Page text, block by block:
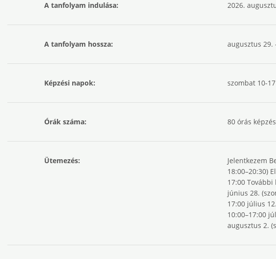
A tanfolyam indulása: 2026.
A tanfolyam hossza: augusztus 29.
Képzési napok: szombat 10-
Órák száma: 80 órás képzés
Ütemezés:
Jelentkezem
18:00–20:30)
17:00
június 28.
17:00 július
10:00–17:00
augusztus 2.